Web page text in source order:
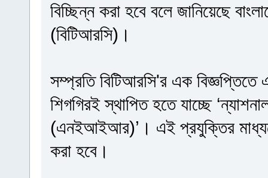
বিচ্ছিন্ন করা হবে বলে জানিয়েছে
(বিটিআরসি)।
সম্প্রতি বিটিআরসি'র এক
‍শিগগিরই স্থাপিত হতে যাচ্ছে
(এনইআইআর)’। এই প্রযুক্তির
করা হবে।